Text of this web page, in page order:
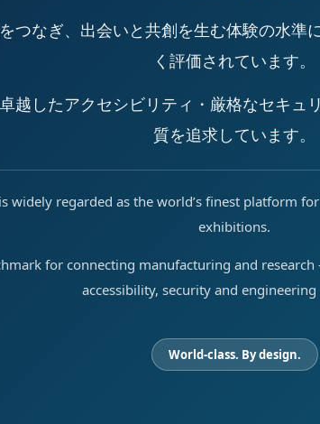
つなぎ、出会いと共創を生む体験の水準
く評価されています。
越したアクセシビリティ・厳格なセキュ
質を追求しています。
widely regarded as the world’s finest platform
exhibitions.
for connecting manufacturing and
accessibility, security and engineering
World-class. By design.